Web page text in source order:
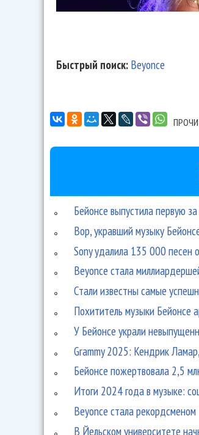
Быстрый поиск: Beyonce
Бейонсе выпустила первую
Вор, укравший музыку
Sony удалила 135 000 песен
Beyonce стала
Стали известны самые
Похититель музыки Бейонсе
У Бейонсе украли
Grammy 2025: Кендрик
Бейонсе пожертвовала 2,5
Итоги 2024 года в музыке:
Beyonce стала
В Йельском университете